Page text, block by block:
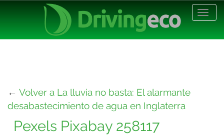
← Volver a La lluvia no basta: El alarmante
desabastecimiento de agua en Inglaterra
Pexels Pixabay 258117